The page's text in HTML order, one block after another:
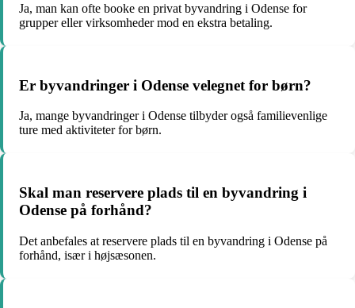
Ja, man kan ofte booke en privat byvandring i Odense for
grupper eller virksomheder mod en ekstra betaling.
Er byvandringer i Odense velegnet for børn?
Ja, mange byvandringer i Odense tilbyder også familievenlige
ture med aktiviteter for børn.
Skal man reservere plads til en byvandring i
Odense på forhånd?
Det anbefales at reservere plads til en byvandring i Odense på
forhånd, især i højsæsonen.